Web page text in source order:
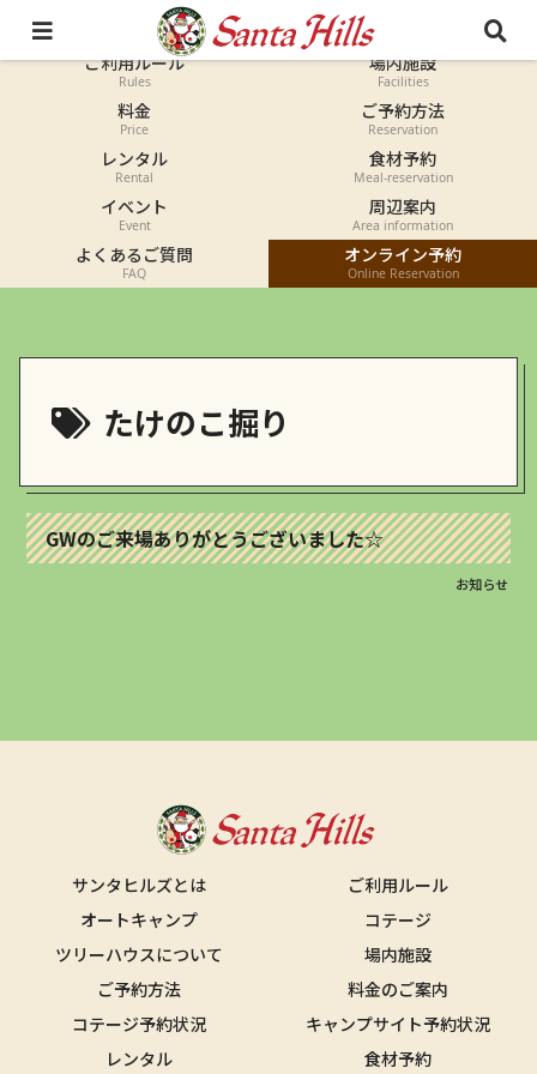
オートキャンプ
Auto-camp
ご利用ルール
Rules
場内施設
Facilities
料金
Price
ご予約方法
Reservation
レンタル
Rental
食材予約
Meal-reservation
イベント
Event
周辺案内
Area information
よくあるご質問
FAQ
オンライン予約
Online Reservation
たけのこ掘り
GWのご来場ありがとうございました☆
お知らせ
サンタヒルズとは
ご利用ルール
オートキャンプ
コテージ
ツリーハウスについて
場内施設
ご予約方法
料金のご案内
コテージ予約状況
キャンプサイト予約状況
レンタル
食材予約